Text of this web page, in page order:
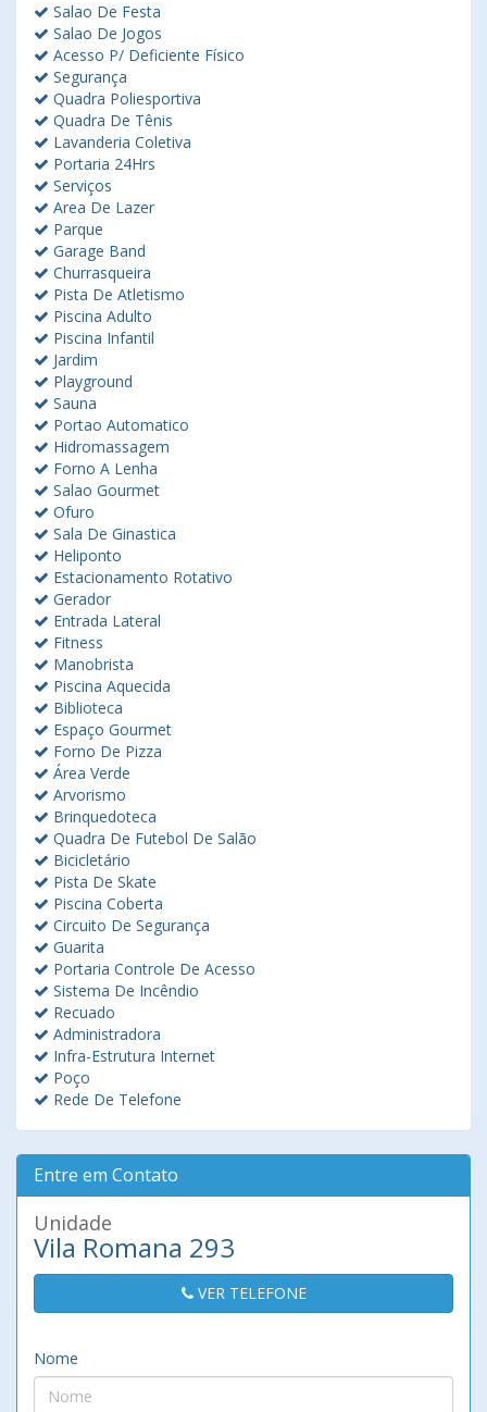
Salao De Festa
Salao De Jogos
Acesso P/ Deficiente Físico
Segurança
Quadra Poliesportiva
Quadra De Tênis
Lavanderia Coletiva
Portaria 24Hrs
Serviços
Area De Lazer
Parque
Garage Band
Churrasqueira
Pista De Atletismo
Piscina Adulto
Piscina Infantil
Jardim
Playground
Sauna
Portao Automatico
Hidromassagem
Forno A Lenha
Salao Gourmet
Ofuro
Sala De Ginastica
Heliponto
Estacionamento Rotativo
Gerador
Entrada Lateral
Fitness
Manobrista
Piscina Aquecida
Biblioteca
Espaço Gourmet
Forno De Pizza
Área Verde
Arvorismo
Brinquedoteca
Quadra De Futebol De Salão
Bicicletário
Pista De Skate
Piscina Coberta
Circuito De Segurança
Guarita
Portaria Controle De Acesso
Sistema De Incêndio
Recuado
Administradora
Infra-Estrutura Internet
Poço
Rede De Telefone
Entre em Contato
Unidade
Vila Romana 293
VER TELEFONE
Nome